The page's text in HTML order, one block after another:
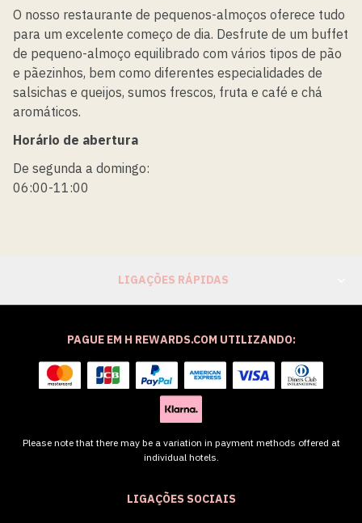
O nosso restaurante de pequenos-almoços oferece tudo
para um excelente começo de dia. Desfrute de um buffet
de pequeno-almoço equilibrado com vários tipos de pão
e pãezinhos, bem como diferentes especialidades de
salsichas e queijos, sumos frescos, fruta e café e chá
aromáticos.
Horário de abertura
De segunda a domingo:
06:00-11:00
LIGAÇÕES RÁPIDAS
LIGAÇÕES SOCIAIS
PAGUE EM H REWARDS.COM UTILIZANDO:
Please note that there may be a variation in payment methods offered at
individual hotels.